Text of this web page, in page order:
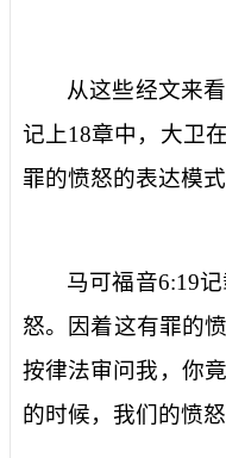
从这些经文来
记上18章中，大卫
罪的愤怒的表达模式
马可福音6:19
怒。因着这有罪的
按律法审问我，你
的时候，我们的愤怒